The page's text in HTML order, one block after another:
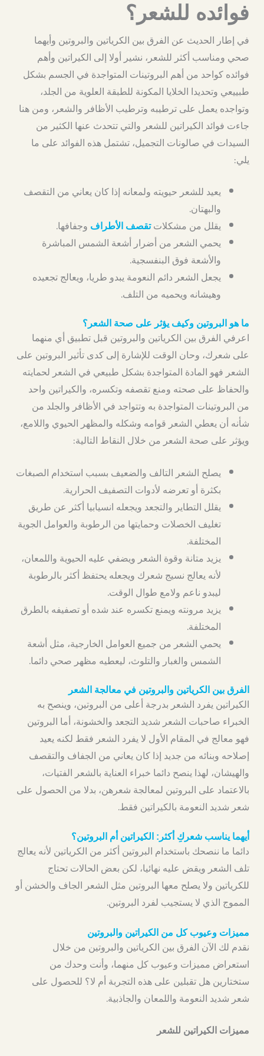
فوائده للشعر؟
في إطار الحديث عن الفرق بين الكرياتين والبروتين وأيهما
صحي ومناسب أكثر للشعر، نشير أولا إلى الكيراتين وأهم
فوائده كواحد من أهم البروتينات المتواجدة في الجسم بشكل
طبييعي وتحديدا الخلايا المكونة للطبقة العلوية من الجلد،
وتواجده يعمل على ترطيبه وترطيب الأظافر والشعر، ومن هنا
جاءت فوائد الكيراتين للشعر والتي تتحدث عنها الكثير من
السيدات في صالونات التجميل، تشتمل هذه الفوائد على ما
يلي:
يعيد للشعر حيويته ولمعانه إذا كان يعاني من التقصف
والبهتان.
يقلل من مشكلاتتقصف الأطراف وجفافها.
يحمي الشعر من أضرار أشعة الشمس المباشرة
والأشعة فوق البنفسجية.
يجعل الشعر دائم النعومة يبدو طريا، ويعالج تجعيده
وهيشانه ويحميه من التلف.
ما هو البروتين وكيف يؤثر على صحة الشعر؟
اعرفي الفرق بين الكرياتين والبروتين قبل تطبيق أي منهما
على شعرك، وحان الوقت للإشارة إلى كدى تأثير البروتين على
الشعر فهو المادة المتواجدة بشكل طبيعي في الشعر لحمايته
والحفاظ على صحته ومنع تقصفه وتكسره، والكيراتين واحد
من البروتينات المتواجدة به وتتواجد في الأظافر والجلد من
شأنه أن يعطي الشعر قوامه وشكله والمظهر الحيوي واللامع،
ويؤثر على صحة الشعر من خلال النقاط التالية:
يصلح الشعر التالف والضعيف بسبب استخدام الصبغات
بكثرة أو تعرضه لأدوات التصفيف الحرارية.
يقلل التطاير والتجعد ويجعله انسيابيا أكثر عن طريق
تغليف الخصلات وحمايتها من الرطوبة والعوامل الجوية
المختلفة.
يزيد متانة وقوة الشعر ويضفي عليه الحيوية واللمعان،
لأنه يعالج نسيج شعرك ويجعله يحتفظ أكثر بالرطوبة
ليبدو ناعم ولامع طوال الوقت.
يزيد مرونته ويمنع تكسره عند شده أو تصفيفه بالطرق
المختلفة.
يحمي الشعر من جميع العوامل الخارجية، مثل أشعة
الشمس والغبار والتلوث، ليعطيه مظهر صحي دائما.
الفرق بين الكرياتين والبروتين في معالجة الشعر
الكيراتين يفرد الشعر بدرجة أعلى من البروتين، وينصح به
الخبراء صاحبات الشعر شديد التجعد والخشونة، أما البروتين
فهو معالج في المقام الأول لا يفرد الشعر فقط لكنه يعيد
إصلاحه وبنائه من جديد إذا كان يعاني من الجفاف والتقصف
والهيشان، لهذا ينصح دائما خبراء العناية بالشعر الفتيات،
بالاعتماد على البروتين لمعالجة شعرهن، بدلا من الحصول على
شعر شديد النعومة بالكيراتين فقط.
أيهما يناسب شعركِ أكثر: الكيراتين أم البروتين؟
دائما ما ننصحك باستخدام البروتين أكثر من الكرياتين لأنه يعالج
تلف الشعر ويقض عليه نهائيا، لكن بعض الحالات تحتاج
للكرياتين ولا يصلح معها البروتين مثل الشعر الجاف والخشن أو
المموج الذي لا يستجيب لفرد البروتين.
مميزات وعيوب كل من الكيراتين والبروتين
نقدم لك الآن الفرق بين الكرياتين والبروتين من خلال
استعراض مميزات وعيوب كل منهما، وأنت وحدك من
ستختارين هل تقبلين على هذه التجربة أم لا؟ للحصول على
شعر شديد النعومة واللمعان والجاذبية.
مميزات الكيراتين للشعر